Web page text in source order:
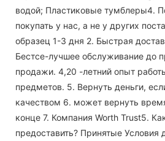
водой; Пластиковые тумблеры4.
покупать у нас, а не у других
образец 1-3 дня 2. Быстрая
Бестсе-лучшее обслуживание до
продажи. 4,20 -летний опыт
предметов. 5. Вернуть деньги,
качеством 6. может вернуть
конце 7. Компания Worth Trust5.
предоставить? Принятые Условия